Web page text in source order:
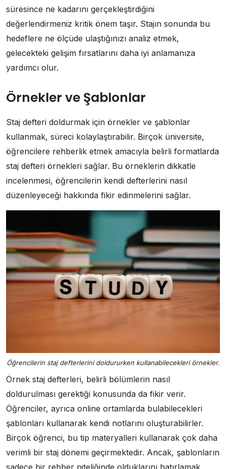
süresince ne kadarını gerçekleştirdiğini
değerlendirmeniz kritik önem taşır. Stajın sonunda bu
hedeflere ne ölçüde ulaştığınızı analiz etmek,
gelecekteki gelişim fırsatlarını daha iyi anlamanıza
yardımcı olur.
Örnekler ve Şablonlar
Staj defteri doldurmak için örnekler ve şablonlar
kullanmak, süreci kolaylaştırabilir. Birçok üniversite,
öğrencilere rehberlik etmek amacıyla belirli formatlarda
staj defteri örnekleri sağlar. Bu örneklerin dikkatle
incelenmesi, öğrencilerin kendi defterlerini nasıl
düzenleyeceği hakkında fikir edinmelerini sağlar.
Öğrencilerin staj defterlerini doldururken kullanabilecekleri örnekler.
Örnek staj defterleri, belirli bölümlerin nasıl
doldurulması gerektiği konusunda da fikir verir.
Öğrenciler, ayrıca online ortamlarda bulabilecekleri
şablonları kullanarak kendi notlarını oluşturabilirler.
Birçok öğrenci, bu tip materyalleri kullanarak çok daha
verimli bir staj dönemi geçirmektedir. Ancak, şablonların
sadece bir rehber niteliğinde olduklarını hatırlamak